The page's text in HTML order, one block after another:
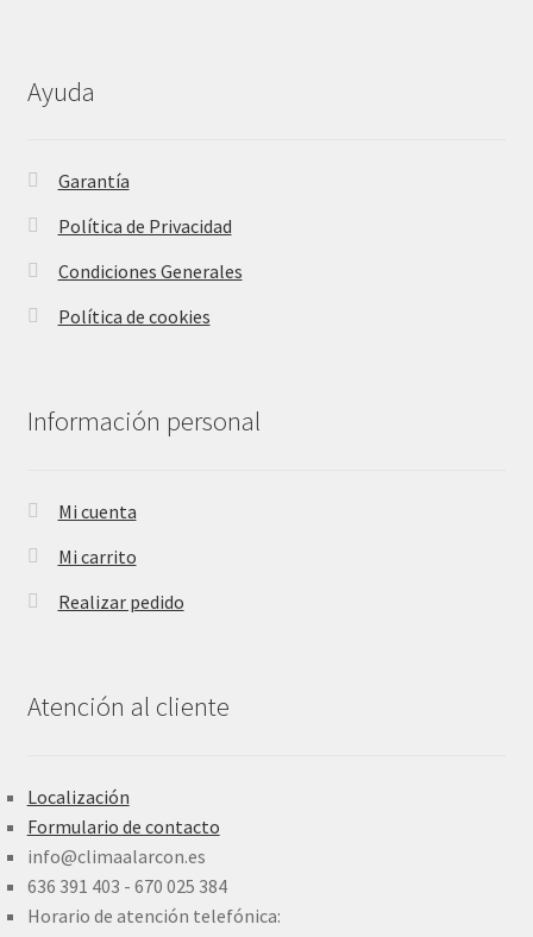
Ayuda
Garantía
Política de Privacidad
Condiciones Generales
Política de cookies
Información personal
Mi cuenta
Mi carrito
Realizar pedido
Atención al cliente
Localización
Formulario de contacto
info@climaalarcon.es
636 391 403 - 670 025 384
Horario de atención telefónica: